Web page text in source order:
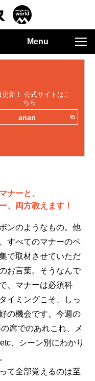
Menu
更新！ 公式サイトはこ
ちら
anan
ナーと、
、両方教えます！
ンのようなもの。他
すべてのマナーのベ
で取材させていただ
お言葉。そうなんで
、マナーは必須科
イミングこそ、しっ
の機会です。今週の
席でのあれこれ、メ
、シーン別にわかり
て全部覚えるのは至